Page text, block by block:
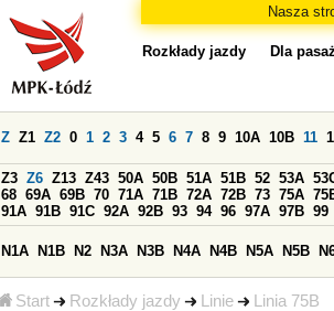
Nasza
Start Rozkłady jazdy Linie Linia 75B
Rozkłady jazdy Dla
Z Z1 Z2 0 1 2 3 4 5 6 7 8 9 10A 10B 11
Z3 Z6 Z13 Z43 50A 50B 51A 51B 52 53A
68 69A 69B 70 71A 71B 72A 72B 73 75A
91A 91B 91C 92A 92B 93 94 96 97A 97B 99
N1A N1B N2 N3A N3B N4A N4B N5A N5B